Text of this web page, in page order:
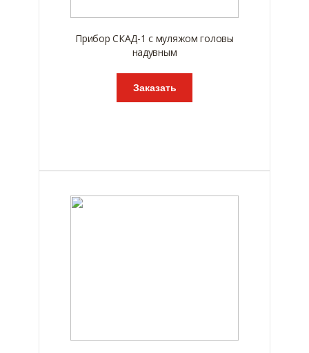
Прибор СКАД-1 с муляжом головы
надувным
Заказать